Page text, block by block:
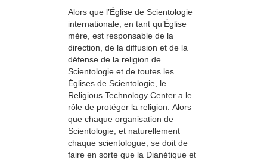
Alors que l’Église de Scientologie
internationale, en tant qu’Église
mère, est responsable de la
direction, de la diffusion et de la
défense de la religion de
Scientologie et de toutes les
Églises de Scientologie, le
Religious Technology Center a le
rôle de protéger la religion. Alors
que chaque organisation de
Scientologie, et naturellement
chaque scientologue, se doit de
faire en sorte que la Dianétique et